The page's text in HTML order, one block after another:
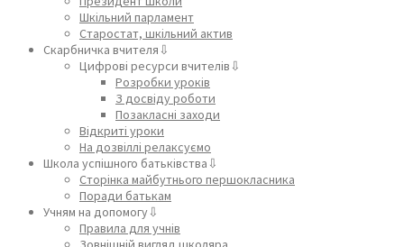
Шкільний парламент
Старостат, шкільний актив
Скарбничка вчителя⇩
Цифрові ресурси вчителів⇩
Розробки уроків
З досвіду роботи
Позакласні заходи
Відкриті уроки
На дозвіллі релаксуємо
Школа успішного батьківства⇩
Сторінка майбутнього першокласника
Поради батькам
Учням на допомогу⇩
Правила для учнів